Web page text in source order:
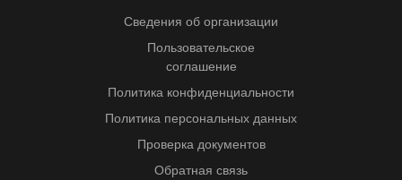
Сведения об организации
Пользовательское
соглашение
Политика конфиденциальности
Политика персональных данных
Проверка документов
Обратная связь